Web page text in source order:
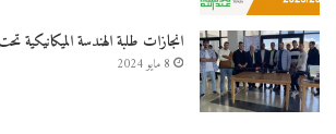
انجازات طلبة الهندسة الميكانيكية
8 مايو 2024